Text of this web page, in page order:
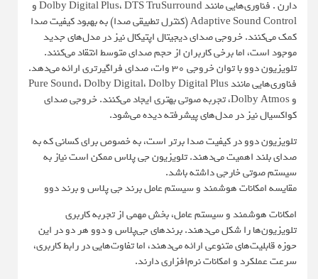
دارن . فناوری‌هایی مانند Dolby Digital Plus، DTS TruSurround و
Adaptive Sound Control (کنترل تطبیقی صدا) به بهبود کیفیت صدا
کمک می‌کنند. خروجی صدای دیجیتال اپتیکال نیز در مدل‌های جدید
موجود است، اما برخی کاربران از حجم صدای متوسط انتقاد می‌کنند.
تلویزیون دوو با توان خروجی 30 وات، صدای فراگیرتری ارائه می‌دهد.
فناوری‌هایی مانند Pure Sound، Dolby Digital، Dolby Digital Plus
و Dolby Atmos، تجربه صوتی بهتری ایجاد می‌کنند. خروجی صدای
کواکسیال نیز در مدل‌های پیشرفته دیده می‌شود.
تلویزیون‌ دوو در کیفیت صدا برتر است، به خصوص برای کسانی که به
صدای بلند اهمیت می‌دهند. تلویزیون‌ جی پلاس ممکن است نیاز به
سیستم صوتی خارجی داشته باشد.
مقایسه امکانات هوشمند و سیستم عامل برند جی پلاس و برند دوو
امکانات هوشمند و سیستم عامل، بخش مهمی از تجربه کاربری
تلویزیون‌ها را شکل می‌دهند. برندهای جی‌پلاس و دوو هر دو در این
حوزه قابلیت‌های متنوعی ارائه می‌دهند، اما تفاوت‌هایی در رابط کاربری،
سرعت عملکرد و امکانات نرم‌افزاری دارند.